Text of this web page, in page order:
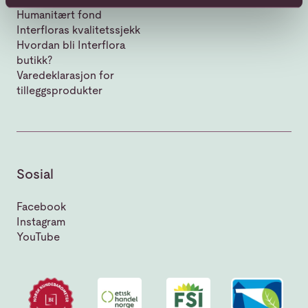
Humanitært fond
Interfloras kvalitetssjekk
Hvordan bli Interflora
butikk?
Varedeklarasjon for
tilleggsprodukter
Sosial
Facebook
Instagram
YouTube